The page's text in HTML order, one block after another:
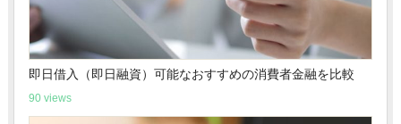
即日借入（即日融資）可能なおすすめの消費者金融を比較
90 views